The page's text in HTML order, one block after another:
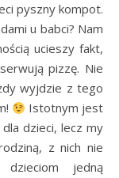
pyszny kompot.
u babci? Nam
ucieszy fakt,
pizzę. Nie
wyjdzie z tego
Istotnym jest
dzieci, lecz my
z nich nie
dzieciom jedną